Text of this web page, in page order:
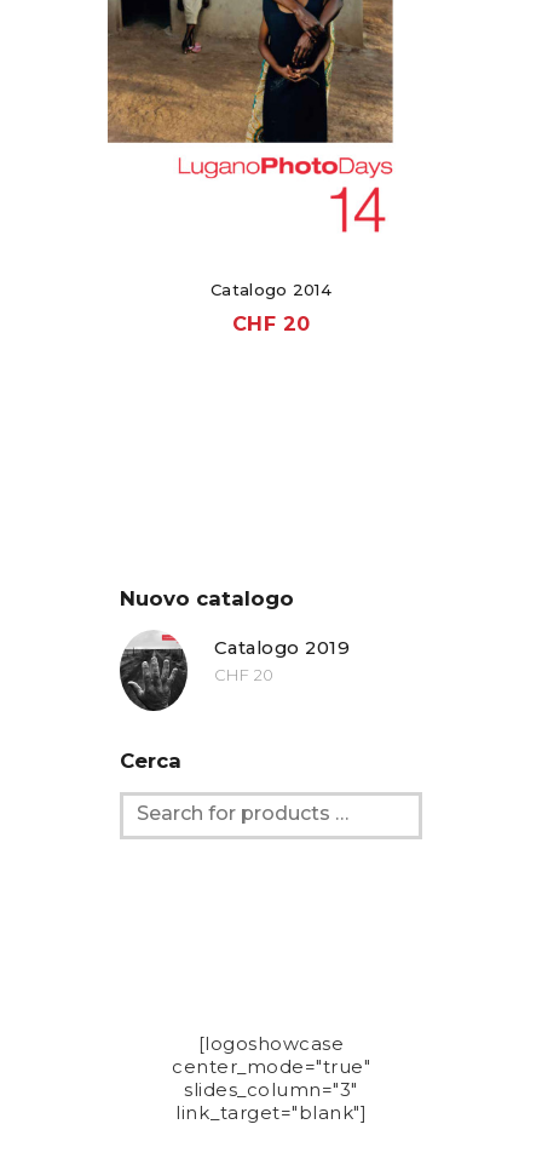
Catalogo 2014
CHF 20
Nuovo catalogo
Catalogo 2019
CHF 20
Cerca
[logoshowcase
center_mode="true"
slides_column="3"
link_target="blank"]